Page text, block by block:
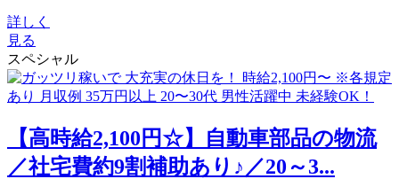
詳しく
見る
スペシャル
【高時給2,100円☆】自動車部品の物流
／社宅費約9割補助あり♪／20～3...